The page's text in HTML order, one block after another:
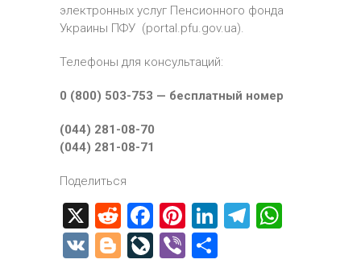
электронных услуг Пенсионного фонда
Украины ПФУ (portal.pfu.gov.ua).
Телефоны для консультаций:
0 (800) 503-753 — бесплатный номер
(044) 281-08-70
(044) 281-08-71
Поделиться
X
R
e
d
F
a
ce
Pi
nt
er
Li
T
V
Bl Li
Vi